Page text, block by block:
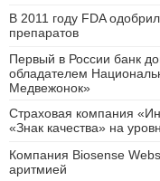
В 2011 году FDA
препаратов
Первый в России банк
обладателем
Медвежонок»
Страховая компания
«Знак качества» на
Компания Biosense
аритмией